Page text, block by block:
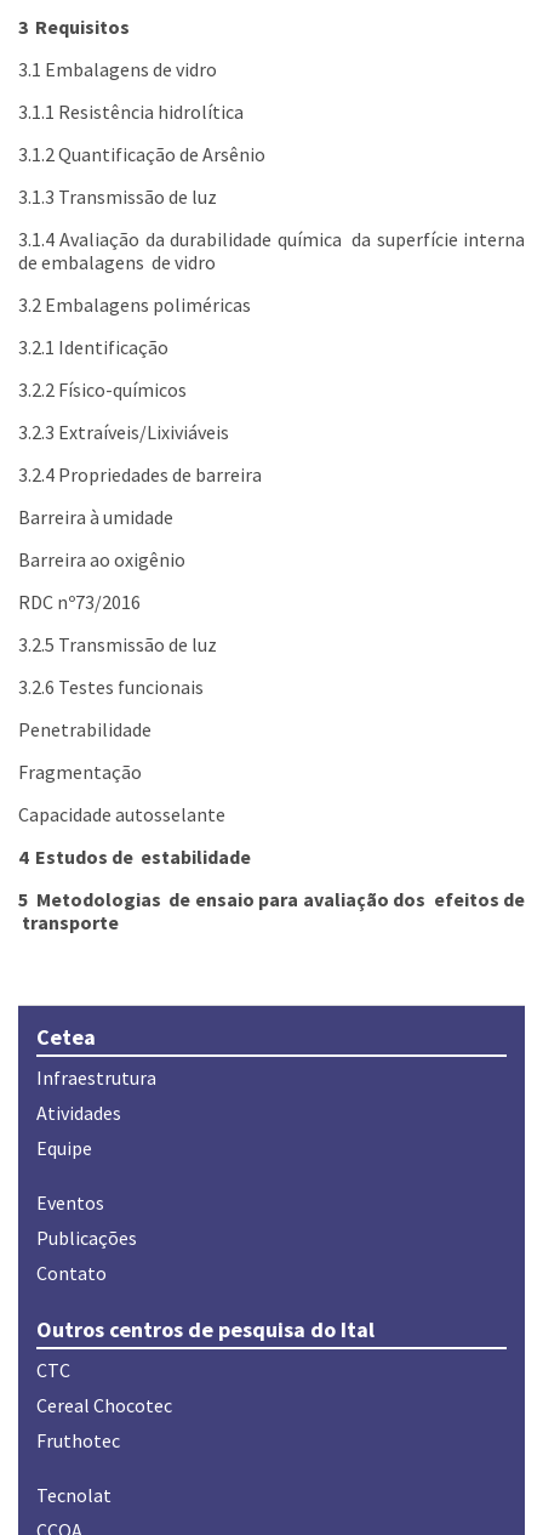
3 Requisitos
3.1 Embalagens de vidro
3.1.1 Resistência hidrolítica
3.1.2 Quantificação de Arsênio
3.1.3 Transmissão de luz
3.1.4 Avaliação da durabilidade química da superfície interna
de embalagens de vidro
3.2 Embalagens poliméricas
3.2.1 Identificação
3.2.2 Físico-químicos
3.2.3 Extraíveis/Lixiviáveis
3.2.4 Propriedades de barreira
Barreira à umidade
Barreira ao oxigênio
RDC nº73/2016
3.2.5 Transmissão de luz
3.2.6 Testes funcionais
Penetrabilidade
Fragmentação
Capacidade autosselante
4 Estudos de estabilidade
5 Metodologias de ensaio para avaliação dos efeitos de
transporte
Cetea
Infraestrutura
Atividades
Equipe
Eventos
Publicações
Contato
Outros centros de pesquisa do Ital
CTC
Cereal Chocotec
Fruthotec
Tecnolat